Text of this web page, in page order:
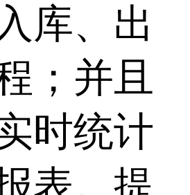
库、出
；并且
时统计
表。提